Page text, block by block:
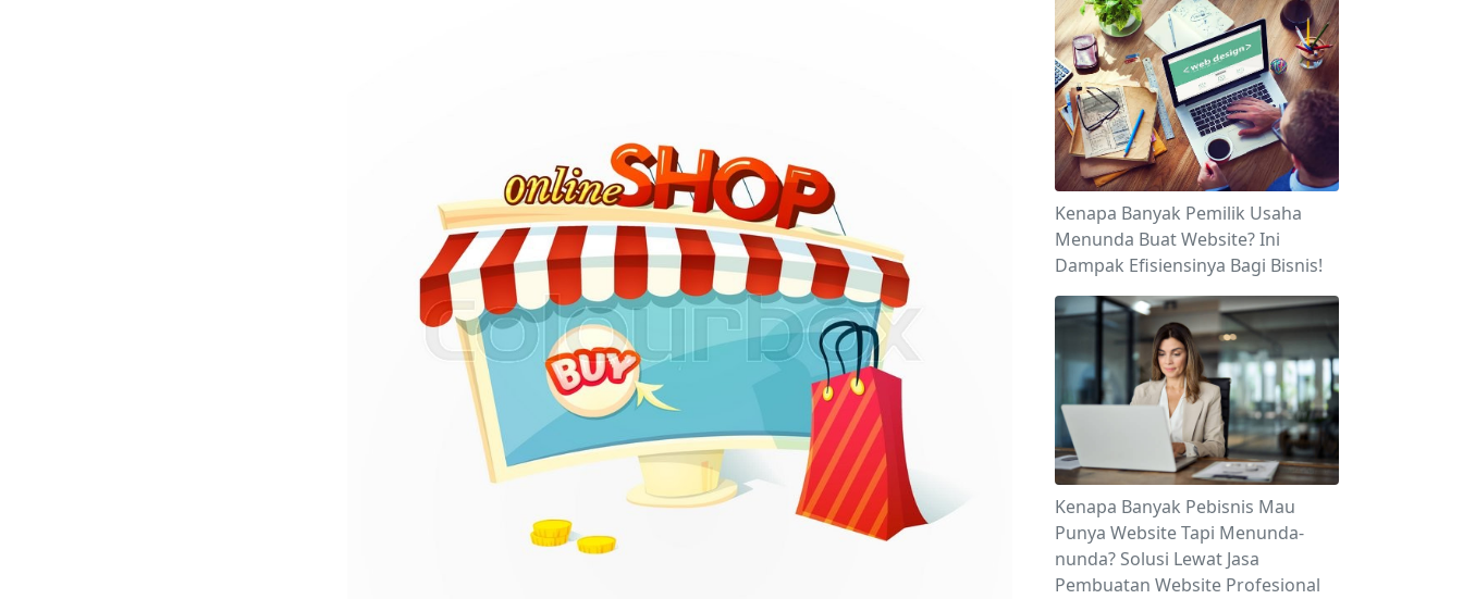
Kenapa Banyak Pemilik Usaha
Menunda Buat Website? Ini
Dampak Efisiensinya Bagi Bisnis!
Kenapa Banyak Pebisnis Mau
Punya Website Tapi Menunda-
nunda? Solusi Lewat Jasa
Pembuatan Website Profesional